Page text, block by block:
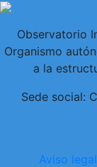
Observatorio
Organismo
a la
Sede social:
Aviso legal